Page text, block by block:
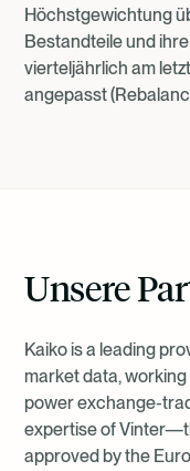
Höchstgewichtung
Bestandteile und
vierteljährlich am
angepasst
Unsere
Kaiko is a leading
market data,
power exchange-
expertise of
approved by the